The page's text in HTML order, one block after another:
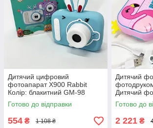
Дитячий цифровий
фотоапарат X900 Rabbit
Колір: блакитний GM-98
Готово до відправки
554 ₴ 1 108 ₴
Дитячий
Дитячий
Готово до
2 221 ₴